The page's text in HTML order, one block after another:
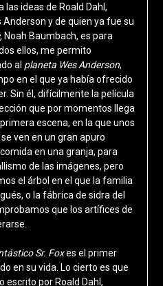
ideas de Roald Dahl,
y de quien ya fue su
Noah Baumbach, es para
ellos, me permito
al planeta Wes Anderson,
en el que ya había ofrecido
Sin él, difícilmente la película
que por momentos llega
escena, en la que unos
ven en un gran apuro
en una granja, para
de las imágenes, pero
el árbol en el que la familia
o la fábrica de sidra del
que los artífices de
Sr. Foxes el primer
en su vida. Lo cierto es que
escrito por Roald Dahl,